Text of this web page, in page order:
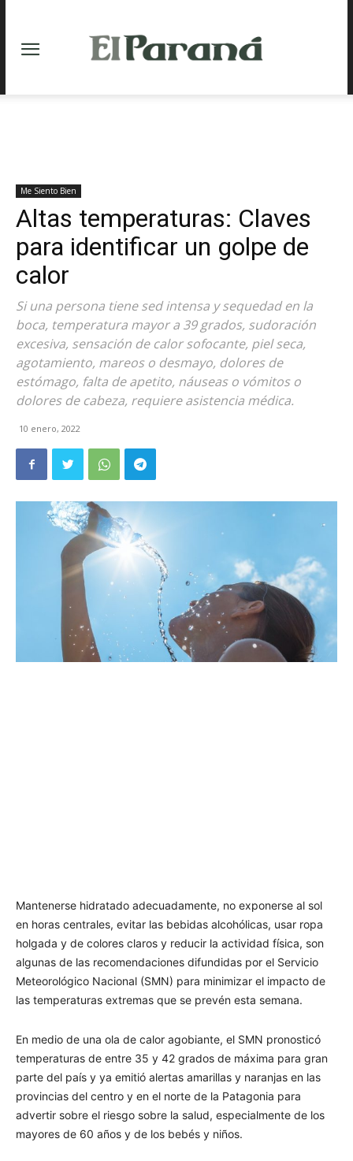
Me Siento Bien
Altas temperaturas: Claves
para identificar un golpe de
calor
Si una persona tiene sed intensa y sequedad en la
boca, temperatura mayor a 39 grados, sudoración
excesiva, sensación de calor sofocante, piel seca,
agotamiento, mareos o desmayo, dolores de
estómago, falta de apetito, náuseas o vómitos o
dolores de cabeza, requiere asistencia médica.
10 enero, 2022
Mantenerse hidratado adecuadamente, no exponerse al sol
en horas centrales, evitar las bebidas alcohólicas, usar ropa
holgada y de colores claros y reducir la actividad física, son
algunas de las recomendaciones difundidas por el Servicio
Meteorológico Nacional (SMN) para minimizar el impacto de
las temperaturas extremas que se prevén esta semana.
En medio de una ola de calor agobiante, el SMN pronosticó
temperaturas de entre 35 y 42 grados de máxima para gran
parte del país y ya emitió alertas amarillas y naranjas en las
provincias del centro y en el norte de la Patagonia para
advertir sobre el riesgo sobre la salud, especialmente de los
mayores de 60 años y de los bebés y niños.